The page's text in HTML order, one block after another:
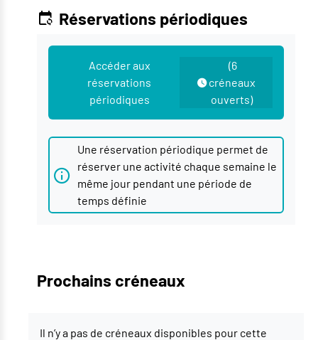
Réservations périodiques
Accéder aux
réservations
périodiques
(6
créneaux
ouverts)
Une réservation périodique permet de
réserver une activité chaque semaine le
même jour pendant une période de
temps définie
Prochains créneaux
Il n’y a pas de créneaux disponibles pour cette